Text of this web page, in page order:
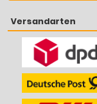
Versandarten